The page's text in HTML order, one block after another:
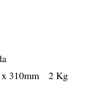
x 310mm 2 Kg